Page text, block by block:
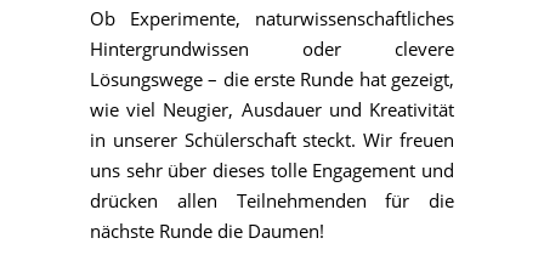
Ob Experimente, naturwissenschaftliches
Hintergrundwissen oder clevere
Lösungswege – die erste Runde hat gezeigt,
wie viel Neugier, Ausdauer und Kreativität
in unserer Schülerschaft steckt. Wir freuen
uns sehr über dieses tolle Engagement und
drücken allen Teilnehmenden für die
nächste Runde die Daumen!